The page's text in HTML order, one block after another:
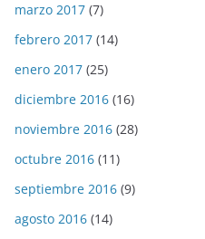
marzo 2017 (7)
febrero 2017 (14)
enero 2017 (25)
diciembre 2016 (16)
noviembre 2016 (28)
octubre 2016 (11)
septiembre 2016 (9)
agosto 2016 (14)